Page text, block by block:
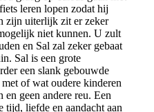
leren lopen zodat hij
zijn uiterlijk zit er zeker
niet kunnen. U zult
en Sal zal zeker gebaat
Sal is een grote
een slank gebouwde
of wat oudere kinderen
geen andere reu. Een
tijd, liefde en aandacht aan